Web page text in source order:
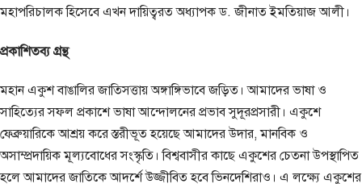
মহাপরিচালক হিসেবে এখন দায়িত্বরত অধ্যাপক ড. জীনাত ইমতিয়াজ আলী।
প্রকাশিতব্য গ্রন্থ
মহান একুশ বাঙালির জাতিসত্তায় অঙ্গাঙ্গিভাবে জড়িত। আমাদের ভাষা ও
সাহিত্যের সফল প্রকাশে ভাষা আন্দোলনের প্রভাব সুদূরপ্রসারী। একুশে
ফেব্রুয়ারিকে আশ্রয় করে স্তরীভূত হয়েছে আমাদের উদার, মানবিক ও
অসাম্প্রদায়িক মূল্যবোধের সংস্কৃতি। বিশ্ববাসীর কাছে একুশের চেতনা উপস্থাপিত
হলে আমাদের জাতিকে আদর্শে উজ্জীবিত হবে ভিনদেশিরাও। এ লক্ষ্যে একুশের